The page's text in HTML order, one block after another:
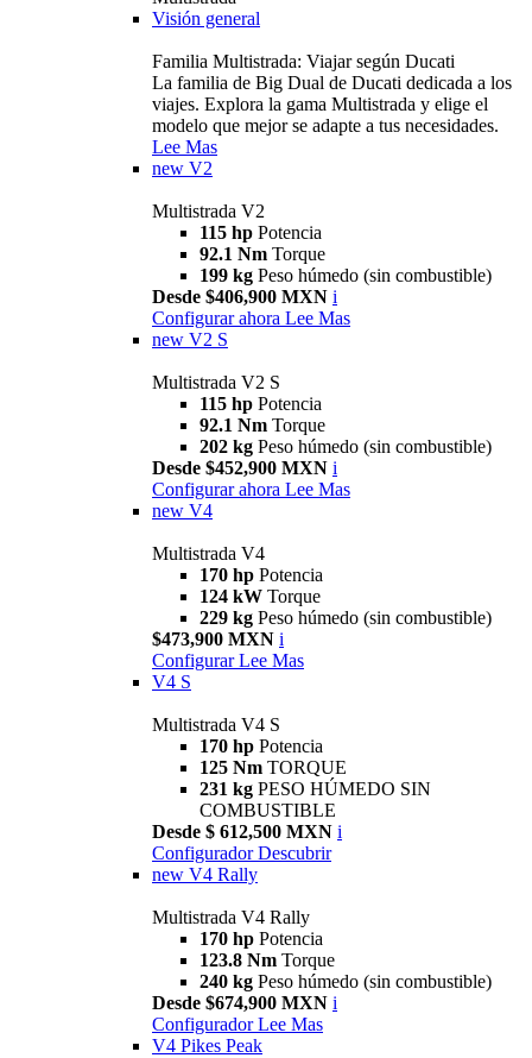
Visión general
Familia Multistrada: Viajar según Ducati
La familia de Big Dual de Ducati dedicada a los
viajes. Explora la gama Multistrada y elige el
modelo que mejor se adapte a tus necesidades.
Lee Mas
new V2
Multistrada V2
115 hp Potencia
92.1 Nm Torque
199 kg Peso húmedo (sin combustible)
Desde $406,900 MXN i
Configurar ahora Lee Mas
new V2 S
Multistrada V2 S
115 hp Potencia
92.1 Nm Torque
202 kg Peso húmedo (sin combustible)
Desde $452,900 MXN i
Configurar ahora Lee Mas
new V4
Multistrada V4
170 hp Potencia
124 kW Torque
229 kg Peso húmedo (sin combustible)
$473,900 MXN i
Configurar Lee Mas
V4 S
Multistrada V4 S
170 hp Potencia
125 Nm TORQUE
231 kg PESO HÚMEDO SIN
COMBUSTIBLE
Desde $ 612,500 MXN i
Configurador Descubrir
new V4 Rally
Multistrada V4 Rally
170 hp Potencia
123.8 Nm Torque
240 kg Peso húmedo (sin combustible)
Desde $674,900 MXN i
Configurador Lee Mas
V4 Pikes Peak